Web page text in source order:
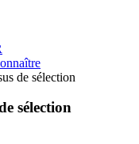
de sélection
sélection